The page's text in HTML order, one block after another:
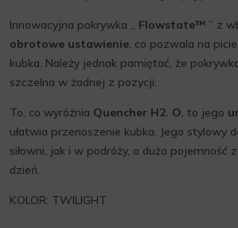
Innowacyjna pokrywka „ Flowstate™ ” z
obrotowe ustawienie, co pozwala na
kubka. Należy jednak pamiętać, że
szczelna w żadnej z pozycji.
To, co wyróżnia Quencher H2. O, to jego
ułatwia przenoszenie kubka. Jego stylowy
siłowni, jak i w podróży, a duża
dzień.
KOLOR: TWILIGHT